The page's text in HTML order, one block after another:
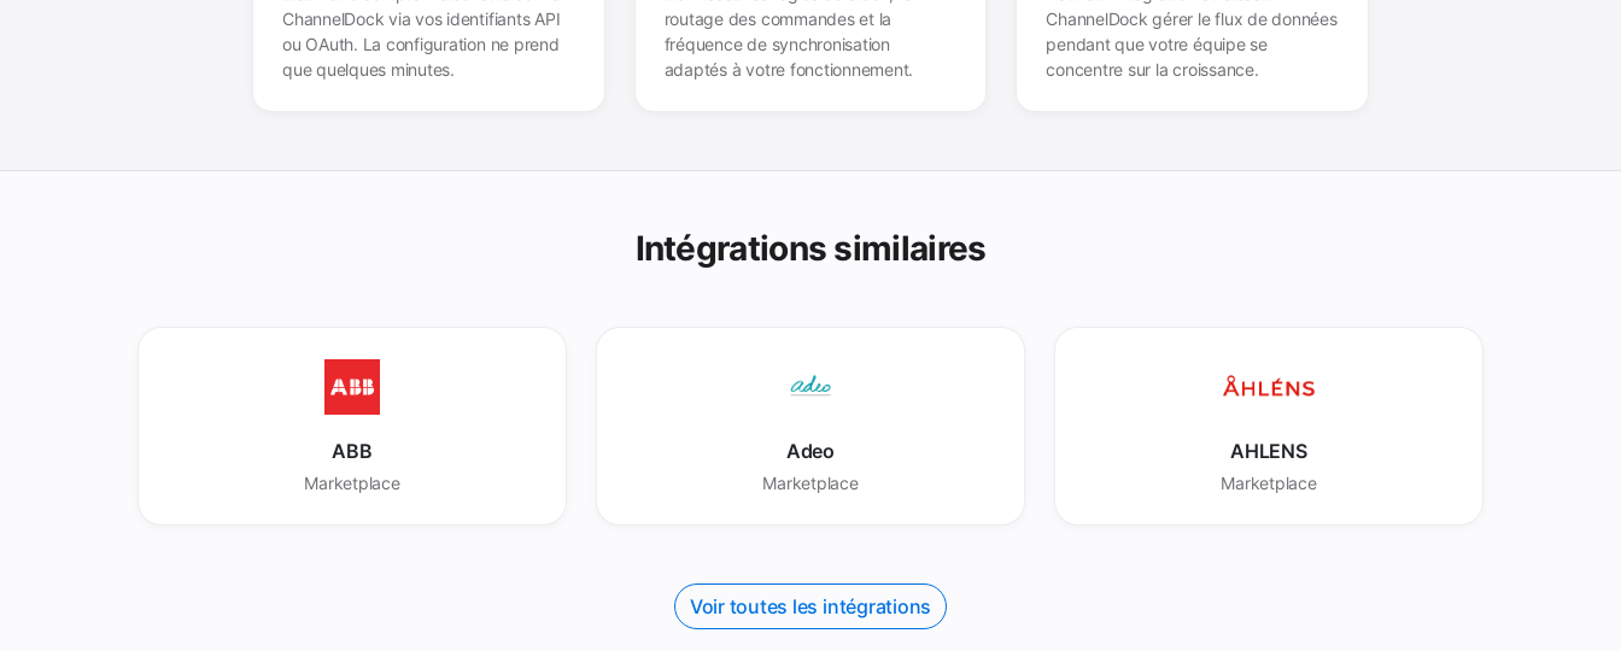
ChannelDock via vos identifiants API
ou OAuth. La configuration ne prend
que quelques minutes.
routage des commandes et la
fréquence de synchronisation
adaptés à votre fonctionnement.
ChannelDock gérer le flux de données
pendant que votre équipe se
concentre sur la croissance.
Intégrations similaires
ABB
Marketplace
Adeo
Marketplace
AHLENS
Marketplace
Voir toutes les intégrations